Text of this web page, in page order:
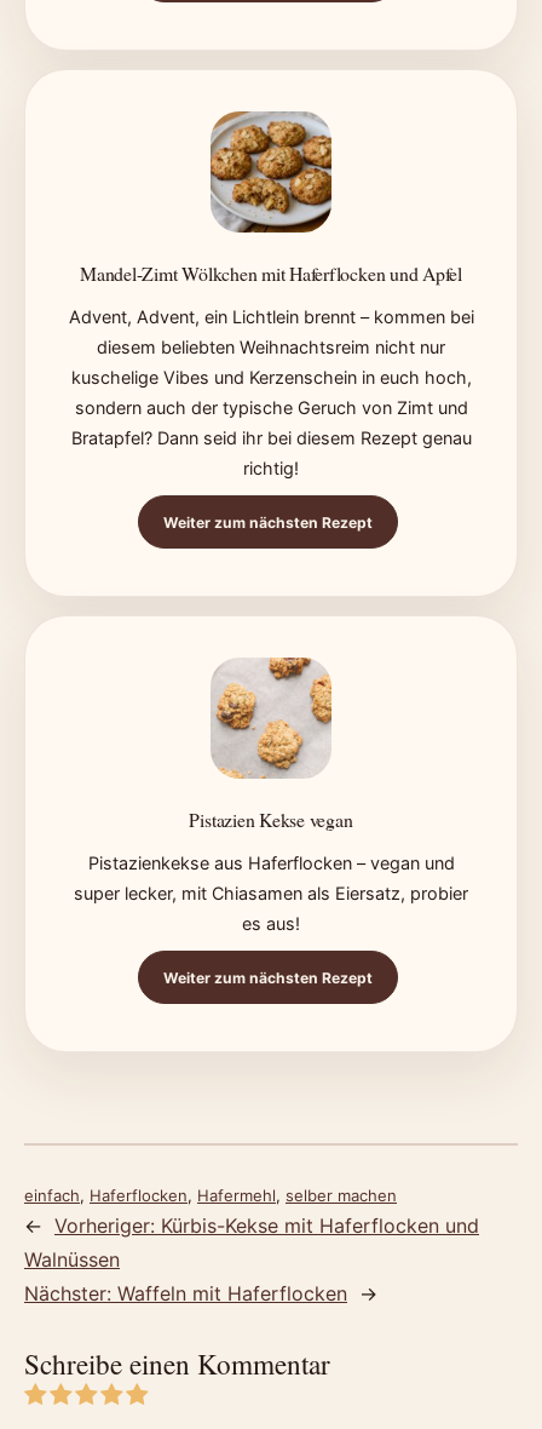
Mandel-Zimt Wölkchen mit Haferflocken und Apfel
Advent, Advent, ein Lichtlein brennt – kommen bei
diesem beliebten Weihnachtsreim nicht nur
kuschelige Vibes und Kerzenschein in euch hoch,
sondern auch der typische Geruch von Zimt und
Bratapfel? Dann seid ihr bei diesem Rezept genau
richtig!
Weiter zum nächsten Rezept
Pistazien Kekse vegan
Pistazienkekse aus Haferflocken – vegan und
super lecker, mit Chiasamen als Eiersatz, probier
es aus!
Weiter zum nächsten Rezept
einfach, Haferflocken, Hafermehl, selber machen
← Vorheriger: Kürbis-Kekse mit Haferflocken und
Walnüssen
Nächster: Waffeln mit Haferflocken →
Schreibe einen Kommentar